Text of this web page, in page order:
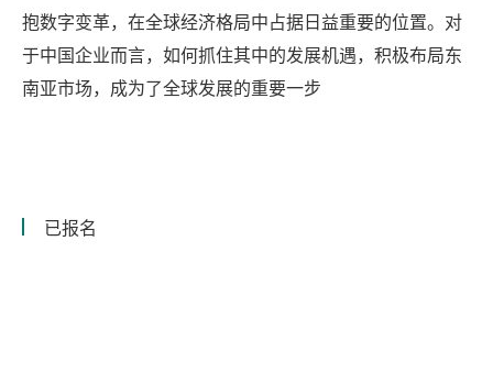
抱数字变革，在全球经济格局中占据日益重要的位置。对
于中国企业而言，如何抓住其中的发展机遇，积极布局东
南亚市场，成为了全球发展的重要一步
已报名